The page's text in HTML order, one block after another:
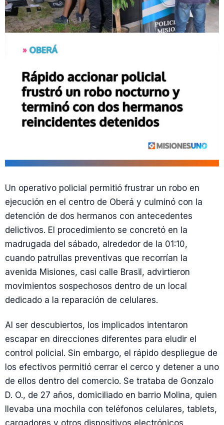
Un operativo policial permitió frustrar un robo en
ejecución en el centro de Oberá y culminó con la
detención de dos hermanos con antecedentes
delictivos. El procedimiento se concretó en la
madrugada del sábado, alrededor de la 01:10,
cuando patrullas preventivas que recorrían la
avenida Misiones, casi calle Brasil, advirtieron
movimientos sospechosos dentro de un local
dedicado a la reparación de celulares.
Al ser descubiertos, los implicados intentaron
escapar en direcciones diferentes para eludir el
control policial. Sin embargo, el rápido despliegue de
los efectivos permitió cerrar el cerco y detener a uno
de ellos dentro del comercio. Se trataba de Gonzalo
D. O., de 27 años, domiciliado en barrio Molina, quien
llevaba una mochila con teléfonos celulares, tablets,
cargadores y otros dispositivos electrónicos